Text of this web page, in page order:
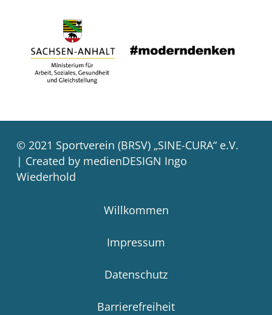
© 2021 Sportverein (BRSV) „SINE-CURA“ e.V.
| Created by medienDESIGN Ingo
Wiederhold
Willkommen
Impressum
Datenschutz
Barrierefreiheit